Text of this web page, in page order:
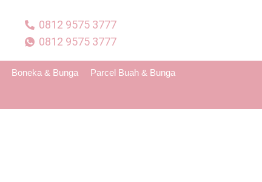
0812 9575 3777
0812 9575 3777
Boneka & Bunga Parcel Buah & Bunga